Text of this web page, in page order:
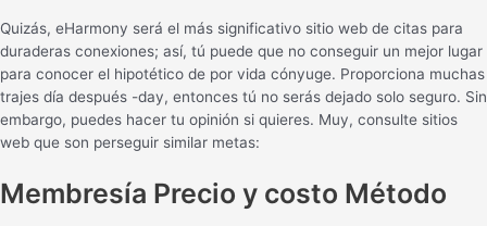
Quizás, eHarmony será el más significativo sitio web de citas para
duraderas conexiones; así, tú puede que no conseguir un mejor lugar
para conocer el hipotético de por vida ​​cónyuge. Proporciona muchas
trajes día después -day, entonces tú no serás dejado solo seguro. Sin
embargo, puedes hacer tu opinión si quieres. Muy, consulte sitios
web que son perseguir similar metas:
Membresía Precio y costo Método